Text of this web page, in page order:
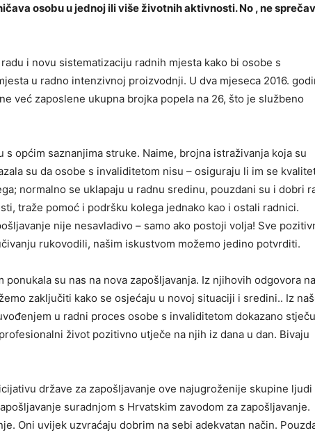
osobu u jednoj ili više životnih aktivnosti. No , ne
i novu sistematizaciju radnih mjesta kako bi osobe s
u radno intenzivnoj proizvodnji. U dva mjeseca 2016.
već zaposlene ukupna brojka popela na 26, što je službeno
općim saznanjima struke. Naime, brojna istraživanja koja su
su da osobe s invaliditetom nisu – osiguraju li im se
normalno se uklapaju u radnu sredinu, pouzdani su i dobri
traže pomoć i podršku kolega jednako kao i ostali radnici.
nije nesavladivo – samo ako postoji volja! Sve
rukovodili, našim iskustvom možemo jedino potvrditi.
su nas na nova zapošljavanja. Iz njihovih odgovora
zaključiti kako se osjećaju u novoj situaciji i sredini.. Iz
u radni proces osobe s invaliditetom dokazano stječu
život pozitivno utječe na njih iz dana u dan. Bivaju
države za zapošljavanje ove najugroženije skupine ljudi
suradnjom s Hrvatskim zavodom za zapošljavanje.
Oni uvijek uzvraćaju dobrim na sebi adekvatan način.